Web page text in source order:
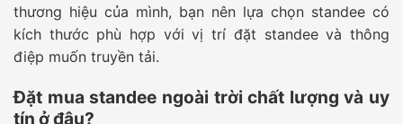
thương hiệu của mình, bạn nên lựa chọn standee có
kích thước phù hợp với vị trí đặt standee và thông
điệp muốn truyền tải.
Đặt mua standee ngoài trời chất lượng và uy
tín ở đâu?